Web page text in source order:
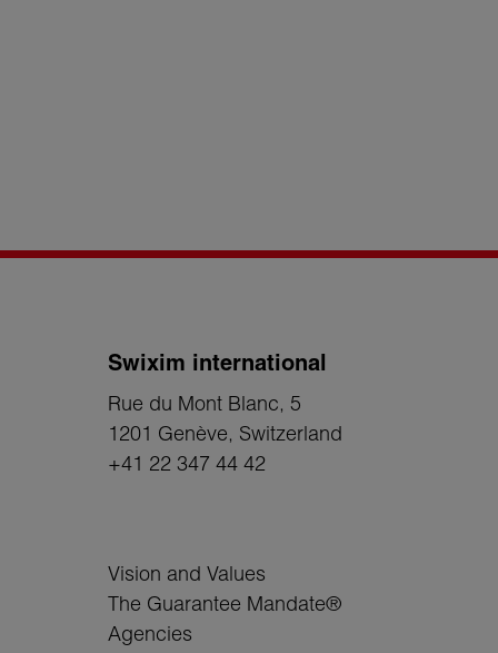
Swixim international
Rue du Mont Blanc, 5
1201 Genève, Switzerland
+41 22 347 44 42
Vision and Values
The Guarantee Mandate®
Agencies